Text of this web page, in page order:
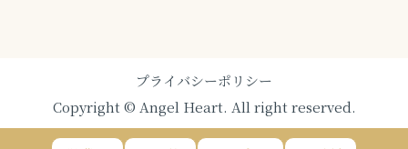
プライバシーポリシー
Copyright © Angel Heart. All right reserved.